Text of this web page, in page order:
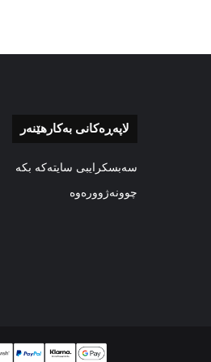
لاپەڕەکانی بەکارهێنەر
سەبسکرایبی سایتەکە بکە
چوونەژوورەوە